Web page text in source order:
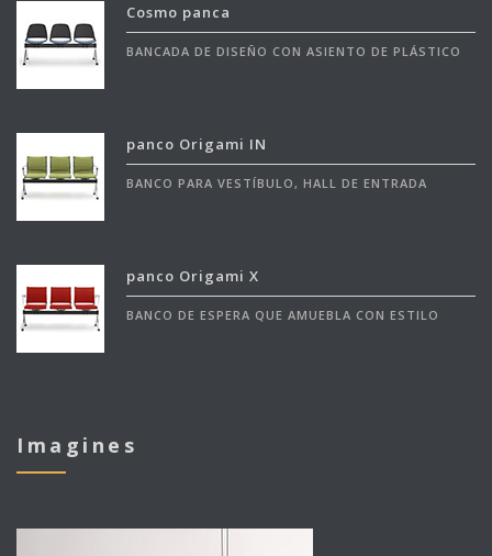
Cosmo panca
BANCADA DE DISEÑO CON ASIENTO DE PLÁSTICO
panco Origami IN
BANCO PARA VESTÍBULO, HALL DE ENTRADA
panco Origami X
BANCO DE ESPERA QUE AMUEBLA CON ESTILO
Imagines